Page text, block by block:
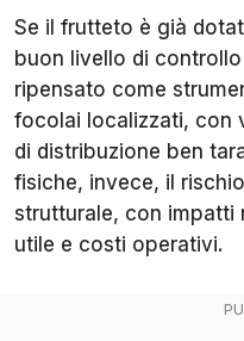
Se il frutteto è già
buon livello di
ripensato come
focolai localizzati, con
di distribuzione ben
fisiche, invece, il
strutturale, con impatti
utile e costi operativi.